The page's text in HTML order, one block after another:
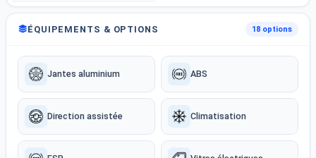
ÉQUIPEMENTS & OPTIONS 18 options
Jantes aluminium ABS
Direction assistée Climatisation